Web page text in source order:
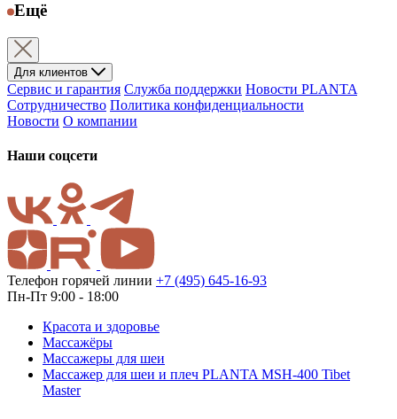
Ещё
Для клиентов
Сервис и гарантия Служба поддержки Новости PLANTA
Сотрудничество Политика конфиденциальности
Новости О компании
Наши соцсети
Телефон горячей линии +7 (495) 645-16-93
Пн-Пт 9:00 - 18:00
Красота и здоровье
Массажёры
Массажеры для шеи
Массажер для шеи и плеч PLANTA MSH-400 Tibet
Master